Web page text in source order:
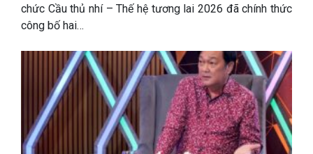
chức Cầu thủ nhí – Thế hệ tương lai 2026 đã chính thức
công bố hai…